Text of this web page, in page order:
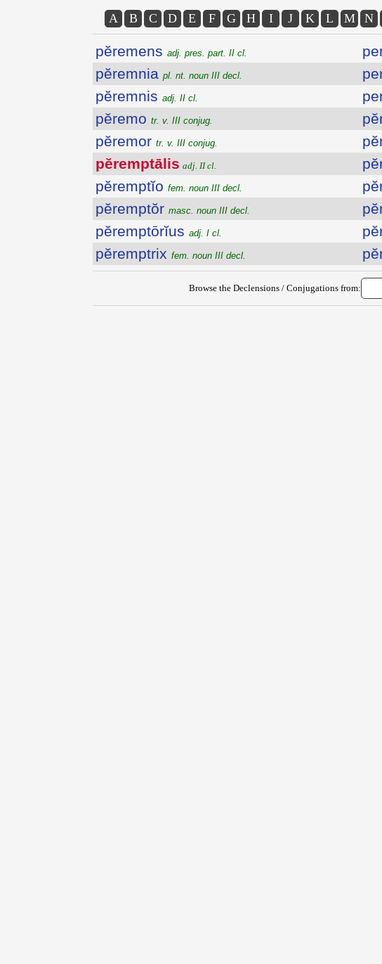
A B C D E F G H I J K L M N
pĕremens adj. pres. part. II cl.
pĕremnia pl. nt. noun III decl.
pĕremnis adj. II cl.
pĕremo tr. v. III conjug.
pĕremor tr. v. III conjug.
pĕremptālis adj. II cl.
pĕremptĭo fem. noun III decl.
pĕremptŏr masc. noun III decl.
pĕremptōrĭus adj. I cl.
pĕremptrix fem. noun III decl.
Browse the Declensions / Conjugations from: